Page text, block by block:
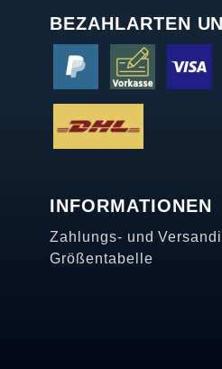
BEZAHLARTEN
INFORMATIONEN
Zahlungs- und
Größentabelle